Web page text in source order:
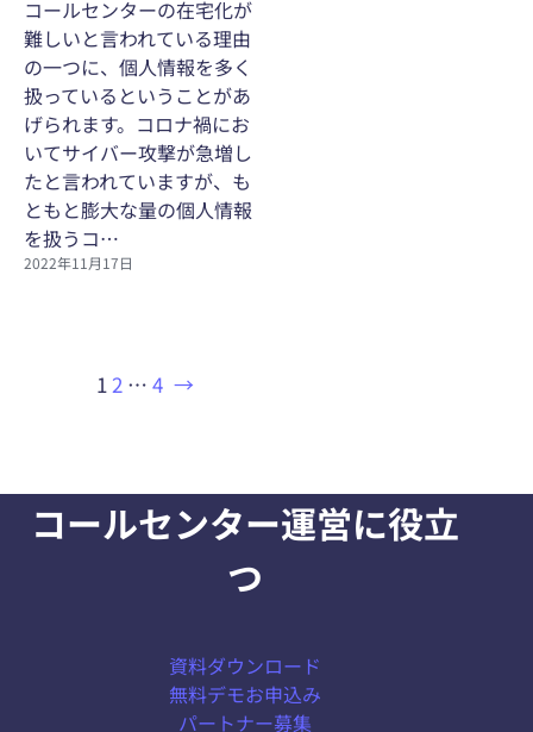
コールセンターの在宅化が
難しいと言われている理由
の一つに、個人情報を多く
扱っているということがあ
げられます。コロナ禍にお
いてサイバー攻撃が急増し
たと言われていますが、も
ともと膨大な量の個人情報
を扱うコ…
2022年11月17日
12 … 4 →
コールセンター運営に役立
つ
資料ダウンロード
無料デモお申込み
パートナー募集